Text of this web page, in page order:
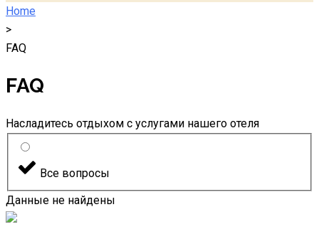
Home
>
FAQ
FAQ
Насладитесь отдыхом с услугами нашего отеля
Все вопросы
Данные не найдены